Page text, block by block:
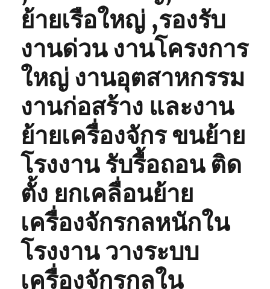
ย้ายเรือใหญ่ ,รองรับ
งานด่วน งานโครงการ
ใหญ่ งานอุตสาหกรรม
งานก่อสร้าง และงาน
ย้ายเครื่องจักร ขนย้าย
โรงงาน รับรื้อถอน ติด
ตั้ง ยกเคลื่อนย้าย
เครื่องจักรกลหนักใน
โรงงาน วางระบบ
เครื่องจักรกลใน